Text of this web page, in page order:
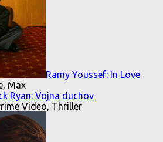
Ramy Youssef: In Love
Max
Ryan: Vojna duchov
Video, Thriller